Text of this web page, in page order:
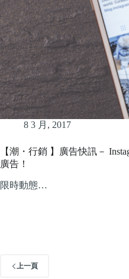
8 3 月, 2017
【潮・行銷 】廣告快訊－
廣告！
限時動態…
上一頁